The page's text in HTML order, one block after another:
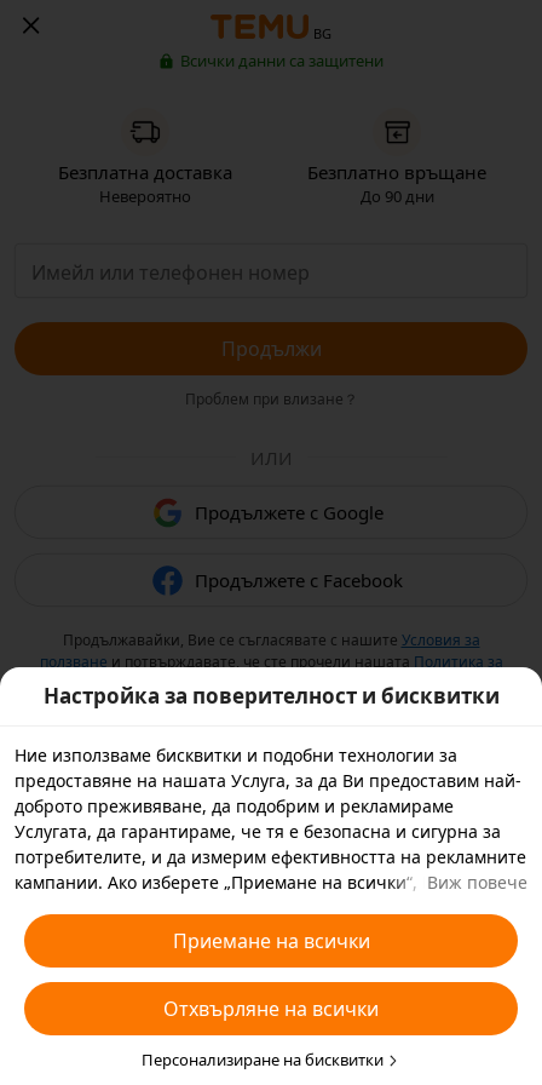
BG
Всички данни са защитени
Безплатна доставка
Невероятно
Безплатно връщане
До 90 дни
Продължи
Проблем при влизане？
ИЛИ
Продължете с Google
Продължете с Facebook
Продължавайки, Вие се съгласявате с нашите Условия за
ползване и потвърждавате, че сте прочели нашата Политика за
Настройка за поверителност и бисквитки
Ние използваме бисквитки и подобни технологии за
предоставяне на нашата Услуга, за да Ви предоставим най-
доброто преживяване, да подобрим и рекламираме
Услугата, да гарантираме, че тя е безопасна и сигурна за
потребителите, и да измерим ефективността на рекламните
кампании. Ако изберете „Приемане на всички“, Вие се
съхраняваме бисквитки и подобни технологии на Вашето
устройство за рекламни цели. Можете да изберете също
„Отхвърляне на всички“ за незадължителните бисквитки
или да изберете кои видове бисквитки искате да приемете
или дезактивирате, като кликнете върху „Персонализиране
на бисквитките“ по-долу или по всяко време в настройките
Виж повече
Приемане на всички
Отхвърляне на всички
Персонализиране на бисквитки